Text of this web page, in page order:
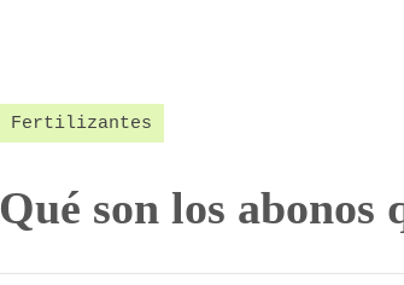
Fertilizantes
Qué son los abonos